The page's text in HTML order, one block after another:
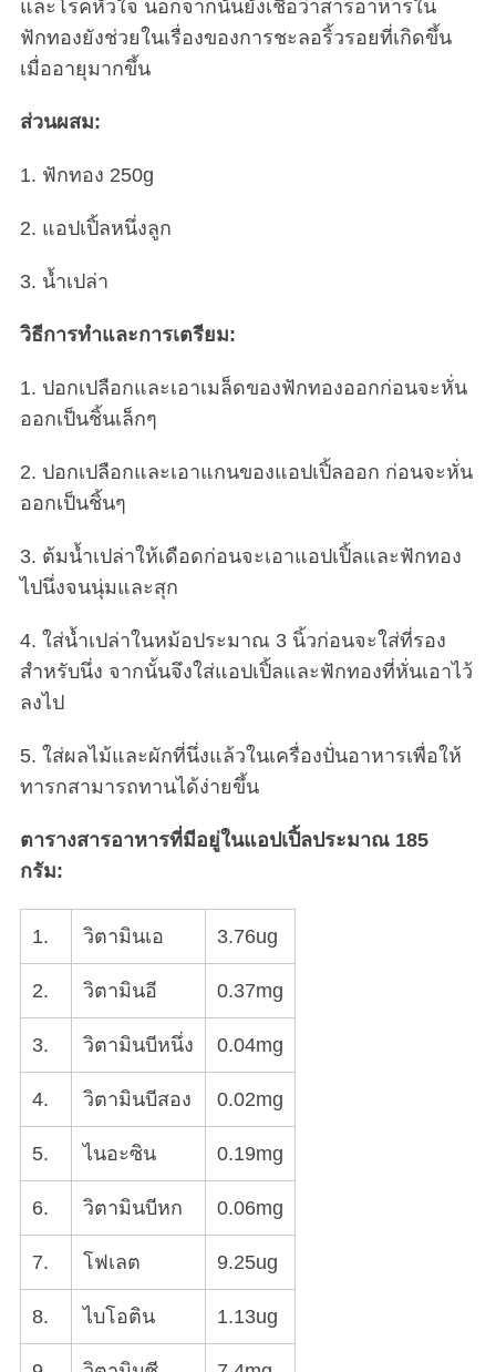
และโรคหัวใจ นอกจากนั้นยังเชื่อว่าสารอาหารใน
ฟักทองยังช่วยในเรื่องของการชะลอริ้วรอยที่เกิดขึ้น
เมื่ออายุมากขึ้น
ส่วนผสม:
1. ฟักทอง 250g
2. แอปเปิ้ลหนึ่งลูก
3. น้ำเปล่า
วิธีการทำและการเตรียม:
1. ปอกเปลือกและเอาเมล็ดของฟักทองออกก่อนจะหั่น
ออกเป็นชิ้นเล็กๆ
2. ปอกเปลือกและเอาแกนของแอปเปิ้ลออก ก่อนจะหั่น
ออกเป็นชิ้นๆ
3. ต้มน้ำเปล่าให้เดือดก่อนจะเอาแอปเปิ้ลและฟักทอง
ไปนึ่งจนนุ่มและสุก
4. ใส่น้ำเปล่าในหม้อประมาณ 3 นิ้วก่อนจะใส่ที่รอง
สำหรับนึ่ง จากนั้นจึงใส่แอปเปิ้ลและฟักทองที่หั่นเอาไว้
ลงไป
5. ใส่ผลไม้และผักที่นึ่งแล้วในเครื่องปั่นอาหารเพื่อให้
ทารกสามารถทานได้ง่ายขึ้น
ตารางสารอาหารที่มีอยู่ในแอปเปิ้ลประมาณ 185
กรัม:
1. วิตามินเอ 3.76ug
2. วิตามินอี 0.37mg
3. วิตามินบีหนึ่ง 0.04mg
4. วิตามินบีสอง 0.02mg
5. ไนอะซิน 0.19mg
6. วิตามินบีหก 0.06mg
7. โฟเลต 9.25ug
8. ไบโอติน 1.13ug